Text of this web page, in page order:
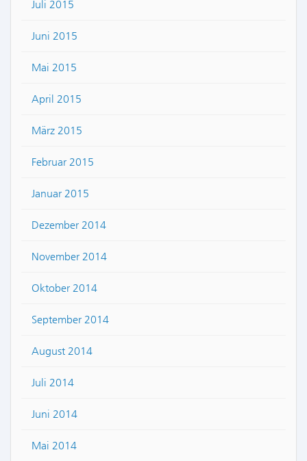
Juli 2015
Juni 2015
Mai 2015
April 2015
März 2015
Februar 2015
Januar 2015
Dezember 2014
November 2014
Oktober 2014
September 2014
August 2014
Juli 2014
Juni 2014
Mai 2014